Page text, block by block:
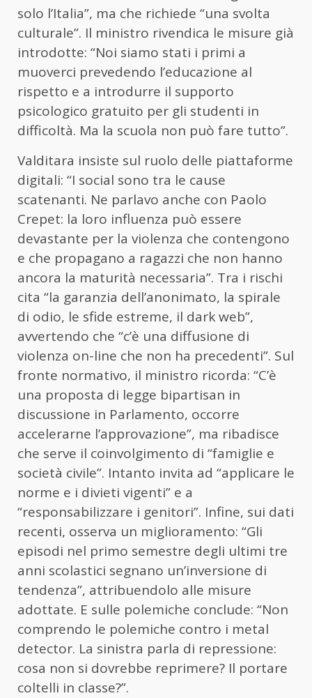
solo l’Italia”, ma che richiede “una svolta
culturale”. Il ministro rivendica le misure già
introdotte: “Noi siamo stati i primi a
muoverci prevedendo l’educazione al
rispetto e a introdurre il supporto
psicologico gratuito per gli studenti in
difficoltà. Ma la scuola non può fare tutto”.
Valditara insiste sul ruolo delle piattaforme
digitali: “I social sono tra le cause
scatenanti. Ne parlavo anche con Paolo
Crepet: la loro influenza può essere
devastante per la violenza che contengono
e che propagano a ragazzi che non hanno
ancora la maturità necessaria”. Tra i rischi
cita “la garanzia dell’anonimato, la spirale
di odio, le sfide estreme, il dark web”,
avvertendo che “c’è una diffusione di
violenza on-line che non ha precedenti”. Sul
fronte normativo, il ministro ricorda: “C’è
una proposta di legge bipartisan in
discussione in Parlamento, occorre
accelerarne l’approvazione”, ma ribadisce
che serve il coinvolgimento di “famiglie e
società civile”. Intanto invita ad “applicare le
norme e i divieti vigenti” e a
“responsabilizzare i genitori”. Infine, sui dati
recenti, osserva un miglioramento: “Gli
episodi nel primo semestre degli ultimi tre
anni scolastici segnano un’inversione di
tendenza”, attribuendolo alle misure
adottate. E sulle polemiche conclude: “Non
comprendo le polemiche contro i metal
detector. La sinistra parla di repressione:
cosa non si dovrebbe reprimere? Il portare
coltelli in classe?”.